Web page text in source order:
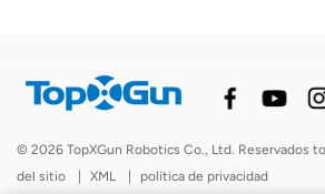
las explotaciones agrícolas se están
optimizando sus procesos y
muchos de los mismos desafíos que
© 2026 TopXGun Robotics Co., Ltd. Reservados
del sitio
| XML | política de privacidad